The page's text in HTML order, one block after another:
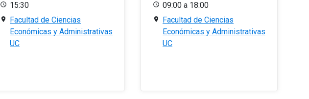
15:30
Facultad de Ciencias
Económicas y Administrativas
UC
09:00 a 18:00
Facultad de Ciencias
Económicas y Administrativas
UC